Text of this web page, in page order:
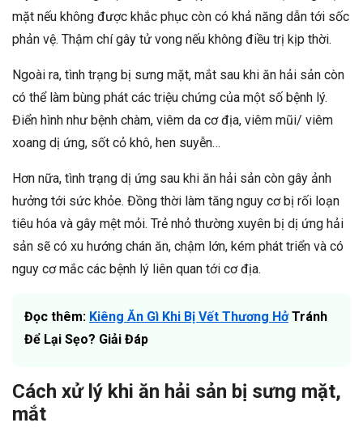
mặt nếu không được khắc phục còn có khả năng dẫn tới sốc
phản vệ. Thậm chí gây tử vong nếu không điều trị kịp thời.
Ngoài ra, tình trạng bị sưng mặt, mắt sau khi ăn hải sản còn
có thể làm bùng phát các triệu chứng của một số bệnh lý.
Điển hình như bệnh chàm, viêm da cơ địa, viêm mũi/ viêm
xoang dị ứng, sốt cỏ khô, hen suyễn…
Hơn nữa, tình trạng dị ứng sau khi ăn hải sản còn gây ảnh
hưởng tới sức khỏe. Đồng thời làm tăng nguy cơ bị rối loạn
tiêu hóa và gây mệt mỏi. Trẻ nhỏ thường xuyên bị dị ứng hải
sản sẽ có xu hướng chán ăn, chậm lớn, kém phát triển và có
nguy cơ mắc các bệnh lý liên quan tới cơ địa.
Đọc thêm: Kiêng Ăn Gì Khi Bị Vết Thương HởTránh
Để Lại Sẹo? Giải Đáp
Cách xử lý khi ăn hải sản bị sưng mặt,
mắt